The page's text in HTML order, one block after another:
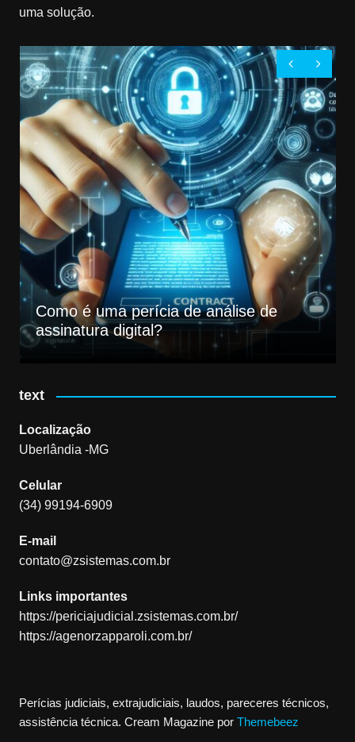
uma solução.
Como é uma perícia de análise de
assinatura digital?
text
Localização
Uberlândia -MG
Celular
(34) 99194-6909
E-mail
contato@zsistemas.com.br
Links importantes
https://periciajudicial.zsistemas.com.br/
https://agenorzapparoli.com.br/
Perícias judiciais, extrajudiciais, laudos, pareceres técnicos,
assistência técnica. Cream Magazine por Themebeez